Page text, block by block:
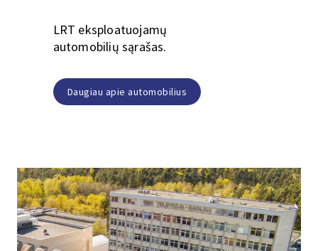
LRT eksploatuojamų
automobilių sąrašas.
Daugiau apie automobilius